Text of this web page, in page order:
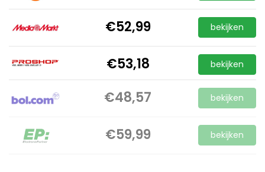
€48,57 bekijken
€52,99 bekijken
€53,18 bekijken
€59,99 bekijken